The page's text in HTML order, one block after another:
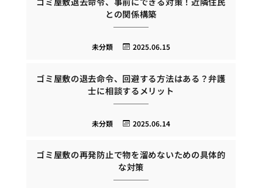
との関係構築
2025.06.15
未分類
ゴミ屋敷の退去命令、回避する方法はある？弁護
士に相談するメリット
2025.06.14
未分類
ゴミ屋敷の再発防止で物を溜めないための具体的
な対策